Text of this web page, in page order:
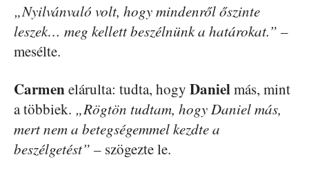
„Nyilvánvaló volt, hogy mindenről őszinte
leszek… meg kellett beszélnünk a határokat.” –
mesélte.
Carmenelárulta: tudta, hogy Danielmás, mint
a többiek. „Rögtön tudtam, hogy Daniel más,
mert nem a betegségemmel kezdte a
beszélgetést” – szögezte le.